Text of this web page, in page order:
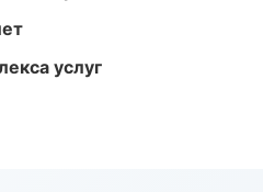
услуг